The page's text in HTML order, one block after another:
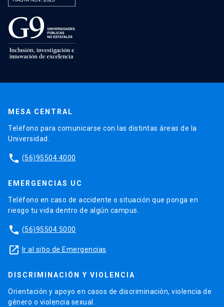
MESA CENTRAL
Teléfono para comunicarse con las distintas áreas de la
Universidad.
phone (56)95504 4000
EMERGENCIAS UC
Teléfono en caso de accidente o situación que ponga en
riesgo tu vida dentro de algún campus.
phone (56)95504 5000
launch Ir al sitio de Emergencias
DISCRIMINACIÓN Y VIOLENCIA
Orientación y apoyo en casos de discriminación, violencia de
género o violencia sexual.